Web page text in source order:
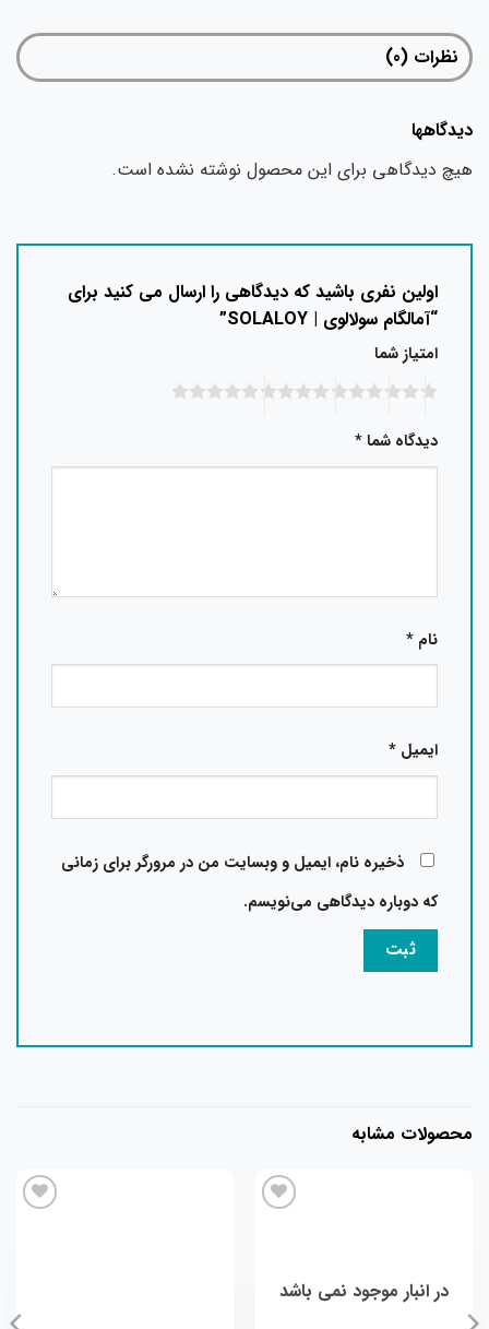
نظرات (0)
دیدگاهها
هیچ دیدگاهی برای این محصول نوشته نشده است.
اولین نفری باشید که دیدگاهی را ارسال می کنید برای
“آمالگام سولالوی | SOLALOY”
امتیاز شما
دیدگاه شما*
نام *
ایمیل *
ذخیره نام، ایمیل و وبسایت من در مرورگر برای زمانی
که دوباره دیدگاهی می‌نویسم.
محصولات مشابه
در انبار موجود نمی باشد